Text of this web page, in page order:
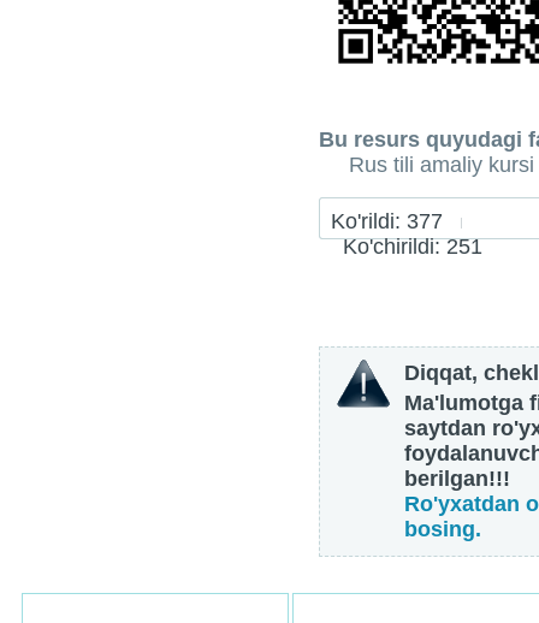
Bu resurs quyudagi
Rus tili amaliy kursi
Ko'rildi: 377
Ko'chirildi: 251
Diqqat,
Ma'lumotga
saytdan
berilgan!!!
Ro'yxatdan
bosing.